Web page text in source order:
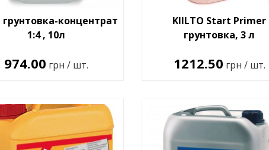
концентрат
1:4 , 10л
974.00 грн / шт.
KIILTO Start Primer
грунтовка, 3 л
1212.50 грн / шт.